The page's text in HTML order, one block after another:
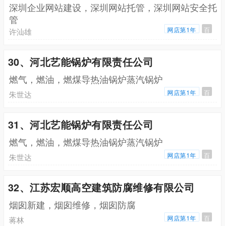
深圳企业网站建设，深圳网站托管，深圳网站安全托
管
许汕雄 网店第1年 百
30、河北艺能锅炉有限责任公司
燃气，燃油，燃煤导热油锅炉蒸汽锅炉
朱世达 网店第1年 百
31、河北艺能锅炉有限责任公司
燃气，燃油，燃煤导热油锅炉蒸汽锅炉
朱世达 网店第1年 百
32、江苏宏顺高空建筑防腐维修有限公司
烟囱新建，烟囱维修，烟囱防腐
蒋林 网店第1年 百